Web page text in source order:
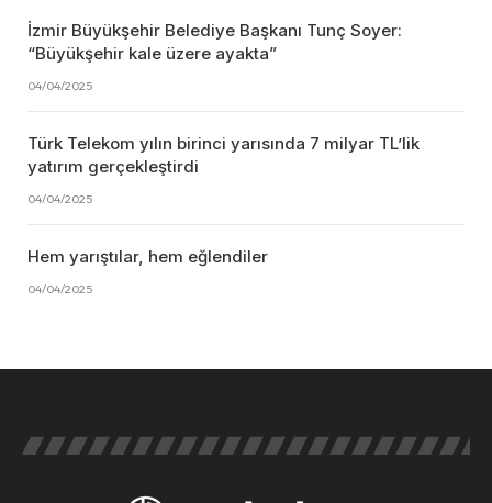
İzmir Büyükşehir Belediye Başkanı Tunç Soyer:
“Büyükşehir kale üzere ayakta”
04/04/2025
Türk Telekom yılın birinci yarısında 7 milyar TL’lik
yatırım gerçekleştirdi
04/04/2025
Hem yarıştılar, hem eğlendiler
04/04/2025